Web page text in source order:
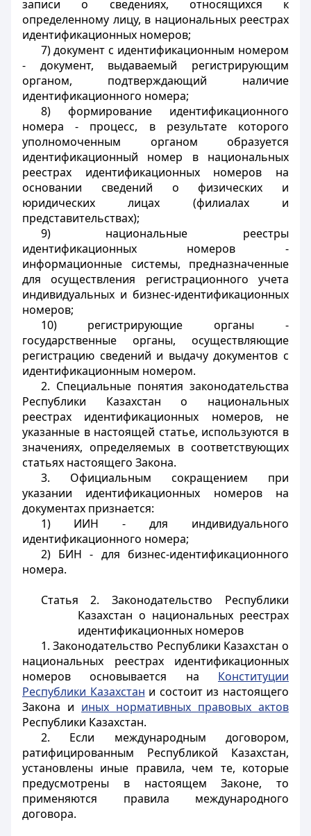
записи о сведениях, относящихся к
определенному лицу, в национальных реестрах
идентификационных номеров;
7) документ с идентификационным номером
- документ, выдаваемый регистрирующим
органом, подтверждающий наличие
идентификационного номера;
8) формирование идентификационного
номера - процесс, в результате которого
уполномоченным органом образуется
идентификационный номер в национальных
реестрах идентификационных номеров на
основании сведений о физических и
юридических лицах (филиалах и
представительствах);
9) национальные реестры
идентификационных номеров -
информационные системы, предназначенные
для осуществления регистрационного учета
индивидуальных и бизнес-идентификационных
номеров;
10) регистрирующие органы -
государственные органы, осуществляющие
регистрацию сведений и выдачу документов с
идентификационным номером.
2. Специальные понятия законодательства
Республики Казахстан о национальных
реестрах идентификационных номеров, не
указанные в настоящей статье, используются в
значениях, определяемых в соответствующих
статьях настоящего Закона.
3. Официальным сокращением при
указании идентификационных номеров на
документах признается:
1) ИИН - для индивидуального
идентификационного номера;
2) БИН - для бизнес-идентификационного
номера.
Статья 2. Законодательство Республики
Казахстан о национальных реестрах
идентификационных номеров
1. Законодательство Республики Казахстан о
национальных реестрах идентификационных
номеров основывается на Конституции
Республики Казахстан и состоит из настоящего
Закона и иных нормативных правовых актов
Республики Казахстан.
2. Если международным договором,
ратифицированным Республикой Казахстан,
установлены иные правила, чем те, которые
предусмотрены в настоящем Законе, то
применяются правила международного
договора.